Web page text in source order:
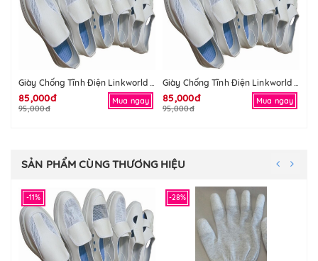
85,000đ
95,000đ
Mua ngay 85,000đ
95,000đ
Mua ngay
SẢN PHẨM CÙNG THƯƠNG HIỆU
-11% -28%